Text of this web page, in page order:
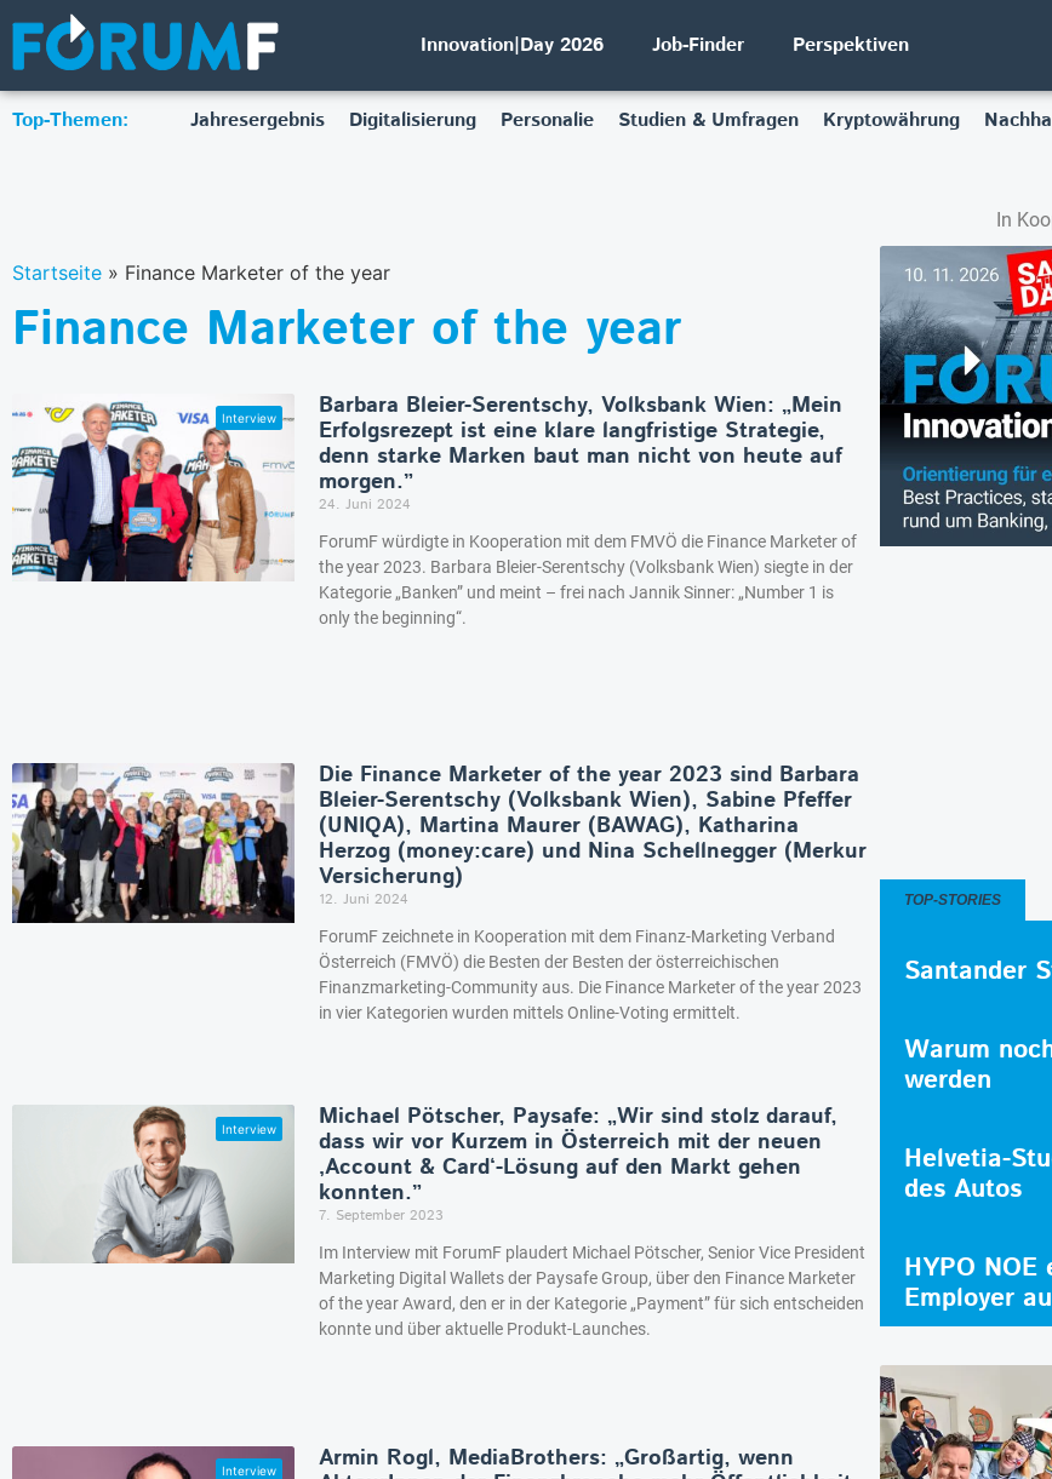
Innovation|Day 2026 Job-Finder Perspektiven
Top-Themen: Jahresergebnis Digitalisierung Personalie Studien & Umfragen Kryptowährung
In
Startseite » Finance Marketer of the year
Finance Marketer of the year
Barbara Bleier-Serentschy, Volksbank Wien: „Mein
Erfolgsrezept ist eine klare langfristige Strategie,
denn starke Marken baut man nicht von heute auf
morgen.”
24. Juni 2024
ForumF würdigte in Kooperation mit dem FMVÖ die Finance Marketer of
the year 2023. Barbara Bleier-Serentschy (Volksbank Wien) siegte in der
Kategorie „Banken” und meint – frei nach Jannik Sinner: „Number 1 is
only the beginning“.
Die Finance Marketer of the year 2023 sind Barbara
Bleier-Serentschy (Volksbank Wien), Sabine Pfeffer
(UNIQA), Martina Maurer (BAWAG), Katharina
Herzog (money:care) und Nina Schellnegger (Merkur
Versicherung)
12. Juni 2024
ForumF zeichnete in Kooperation mit dem Finanz-Marketing Verband
Österreich (FMVÖ) die Besten der Besten der österreichischen
Finanzmarketing-Community aus. Die Finance Marketer of the year 2023
in vier Kategorien wurden mittels Online-Voting ermittelt.
Michael Pötscher, Paysafe: „Wir sind stolz darauf,
dass wir vor Kurzem in Österreich mit der neuen
‚Account & Card‘-Lösung auf den Markt gehen
konnten.”
7. September 2023
Im Interview mit ForumF plaudert Michael Pötscher, Senior Vice President
Marketing Digital Wallets der Paysafe Group, über den Finance Marketer
of the year Award, den er in der Kategorie „Payment” für sich entscheiden
konnte und über aktuelle Produkt-Launches.
Armin Rogl, MediaBrothers: „Großartig, wenn
TOP-STORIES
Santander
Warum
werden
Helvetia-
des Autos
HYPO
Employer